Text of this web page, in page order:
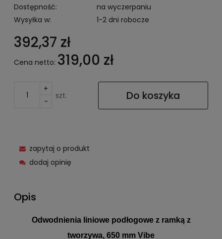
Dostępność:
na wyczerpaniu
Wysyłka w:
1-2 dni robocze
392,37 zł
Cena netto: 319,00 zł
+
-
szt. Do koszyka
zapytaj o produkt
dodaj opinię
Opis
Odwodnienia liniowe podłogowe z ramką z
tworzywa, 650 mm Vibe